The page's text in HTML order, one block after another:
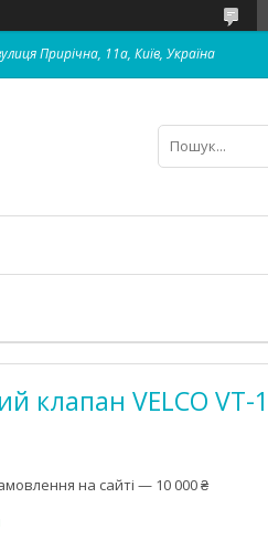
Прирічна, 11а, Київ, Україна
клапан VELCO VT-
на сайті — 10 000 ₴